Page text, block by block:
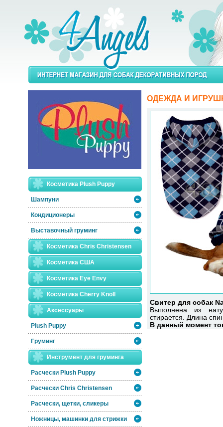
Косметика Plush Puppy
Шампуни
Кондиционеры
Выставочный груминг
Косметика Chris Christensen
Косметика США
Косметика Eye Envy
Косметика Сherry Knoll
Аксессуары
Plush Puppy
Груминг
Инструмент для груминга
Расчески Plush Puppy
Расчески Сhris Christensen
Расчески, щетки, сликеры
Ножницы, машинки для стрижки
ОДЕЖДА И
Свитер для собак
Выполнена из
стирается. Длина
В данный момент